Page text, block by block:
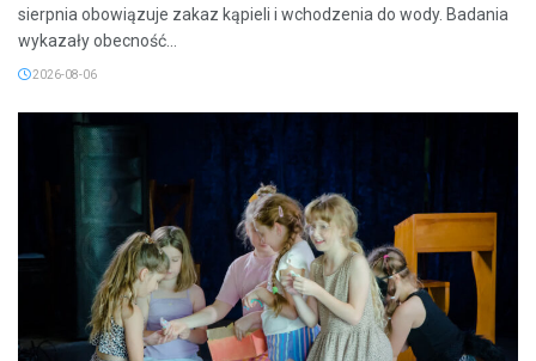
sierpnia obowiązuje zakaz kąpieli i wchodzenia do wody. Badania
wykazały obecność...
2026-08-06